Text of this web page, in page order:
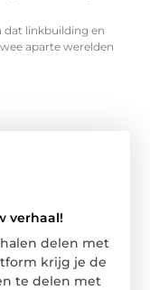
dat linkbuilding en
aparte werelden
verhaal!
delen met
krijg je de
te delen met